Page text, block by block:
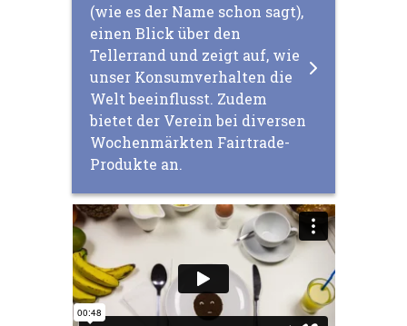
(wie es der Name schon sagt),
einen Blick über den
Tellerrand und zeigt auf, wie
unser Konsumverhalten die
Welt beeinflusst. Zudem
bietet der Verein bei diversen
Wochenmärkten Fairtrade-
Produkte an.